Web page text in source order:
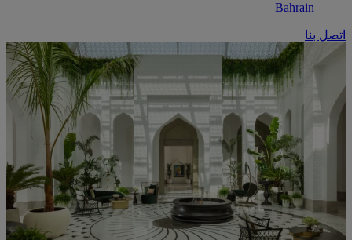
Bahrain
اتصل بنا